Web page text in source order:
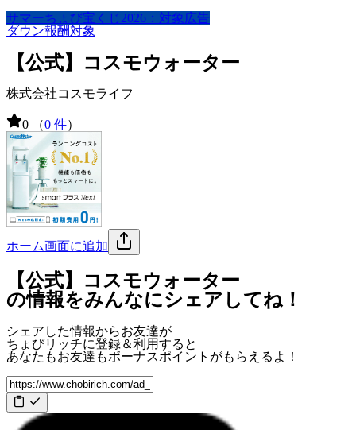
サマーちょび宝くじ2026：対象広告
ダウン報酬対象
【公式】コスモウォーター
株式会社コスモライフ
0 （0 件）
ホーム画面に追加
【公式】コスモウォーター
の情報をみんなにシェアしてね！
シェアした情報からお友達が
ちょびリッチに登録＆利用すると
あなたもお友達もボーナスポイント がもらえるよ！